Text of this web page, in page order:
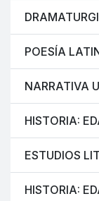
POESÍA
NARRATIVA
HISTORIA:
ESTUDIOS
HISTORIA: